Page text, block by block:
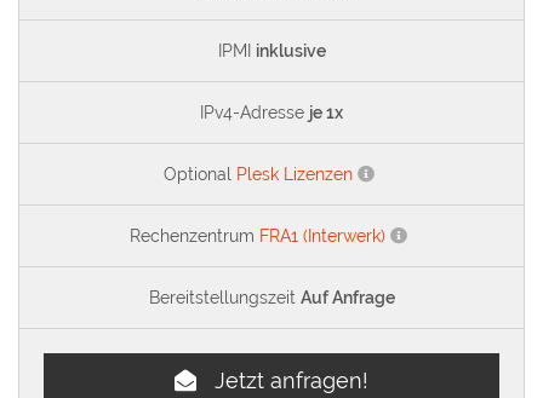
IPMI inklusive
IPv4-Adresse je 1x
Optional Plesk Lizenzen
Rechenzentrum FRA1 (Interwerk)
Bereitstellungszeit Auf Anfrage
Jetzt anfragen!